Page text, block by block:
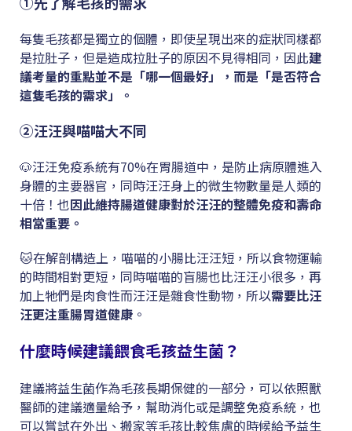
每隻毛孩都是獨立的個體，即使呈現出來的症狀同樣都
是拉肚子，但是造成拉肚子的原因不見得相同，因此建
議考量的重點並不是「哪一個最好」，而是「是否符合
這隻毛孩的需求」。
②汪汪與喵喵大不同
🐶汪汪免疫系統有70%在胃腸道中，是防止病原體進入
身體的主要器官，同時汪汪身上的微生物數量是人類的
十倍！也因此維持腸道健康對於汪汪的整體免疫和壽命
相當重要。
🐱在解剖構造上，喵喵的小腸比汪汪短，所以食物運輸
的時間相對更短，同時喵喵的盲腸也比汪汪小很多，再
加上牠們是肉食性而汪汪是雜食性動物，所以需要比汪
汪更注重腸胃道健康 。
什麼時候建議餵食毛孩益生菌？
建議將益生菌作為毛孩長期保健的一部分，可以依照獸
醫師的建議適量給予，幫助消化或是調整免疫系統，也
可以嘗試在外出、搬家等毛孩比較焦慮的時候給予益生